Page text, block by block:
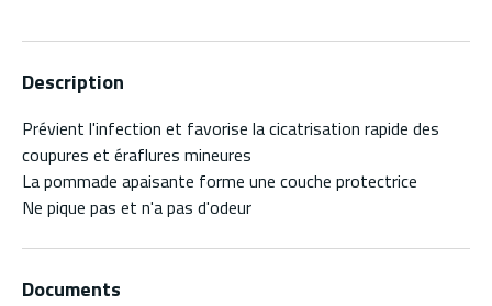
Description
Prévient l'infection et favorise la cicatrisation rapide des
coupures et éraflures mineures
La pommade apaisante forme une couche protectrice
Ne pique pas et n'a pas d'odeur
Documents